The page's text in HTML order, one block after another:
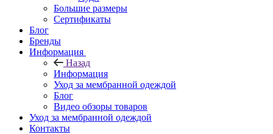
Большие размеры
Сертификаты
Блог
Бренды
Информация
Назад
Информация
Уход за мембранной одеждой
Блог
Видео обзоры товаров
Уход за мембранной одеждой
Контакты